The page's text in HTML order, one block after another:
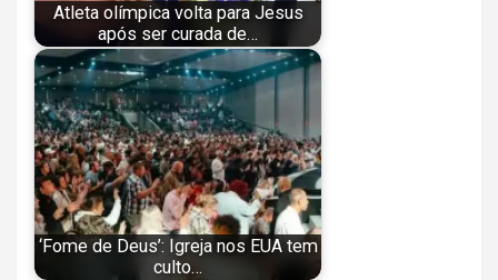
Atleta olímpica volta para Jesus
após ser curada de…
‘Fome de Deus’: Igreja nos EUA tem
culto…